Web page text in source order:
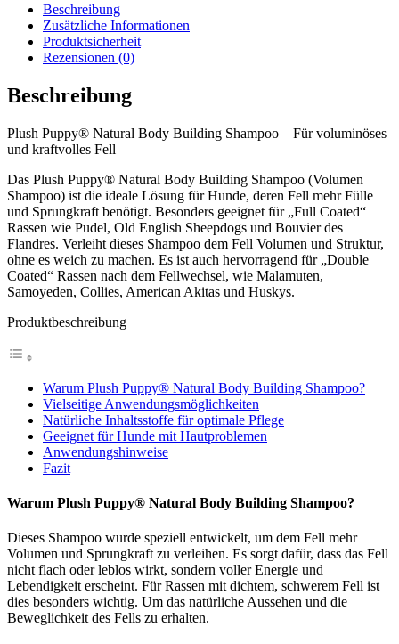
Beschreibung
Zusätzliche Informationen
Produktsicherheit
Rezensionen (0)
Beschreibung
Plush Puppy® Natural Body Building Shampoo – Für voluminöses
und kraftvolles Fell
Das Plush Puppy® Natural Body Building Shampoo (Volumen
Shampoo) ist die ideale Lösung für Hunde, deren Fell mehr Fülle
und Sprungkraft benötigt. Besonders geeignet für „Full Coated“
Rassen wie Pudel, Old English Sheepdogs und Bouvier des
Flandres. Verleiht dieses Shampoo dem Fell Volumen und Struktur,
ohne es weich zu machen. Es ist auch hervorragend für „Double
Coated“ Rassen nach dem Fellwechsel, wie Malamuten,
Samoyeden, Collies, American Akitas und Huskys.
Produktbeschreibung
Warum Plush Puppy® Natural Body Building Shampoo?
Vielseitige Anwendungsmöglichkeiten
Natürliche Inhaltsstoffe für optimale Pflege
Geeignet für Hunde mit Hautproblemen
Anwendungshinweise
Fazit
Warum Plush Puppy® Natural Body Building Shampoo?
Dieses Shampoo wurde speziell entwickelt, um dem Fell mehr
Volumen und Sprungkraft zu verleihen. Es sorgt dafür, dass das Fell
nicht flach oder leblos wirkt, sondern voller Energie und
Lebendigkeit erscheint. Für Rassen mit dichtem, schwerem Fell ist
dies besonders wichtig. Um das natürliche Aussehen und die
Beweglichkeit des Fells zu erhalten.